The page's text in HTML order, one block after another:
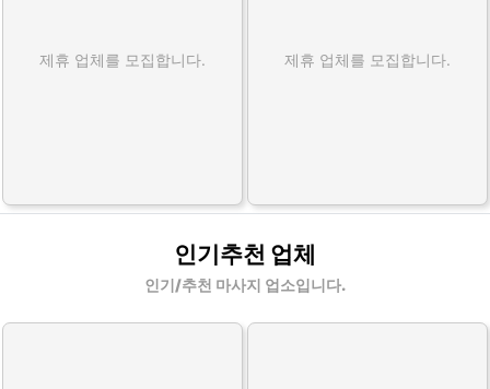
제휴 업체를 모집합니다. 제휴 업체를 모집합니다.
인기추천 업체
인기/추천 마사지 업소입니다.